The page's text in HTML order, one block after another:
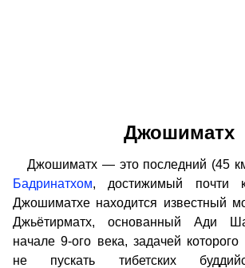
Джошиматх
Джошиматх — это последний (45
Бадринатхом, достижимый почти
Джошиматхе находится известный
Джьётирматх, основанный Ади
начале 9-ого века, задачей
не пускать тибетских